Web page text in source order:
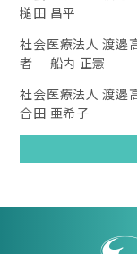
槌田 昌平
社会医療法人 渡
者 船内 正憲
社会医療法人 渡
合田 亜希子